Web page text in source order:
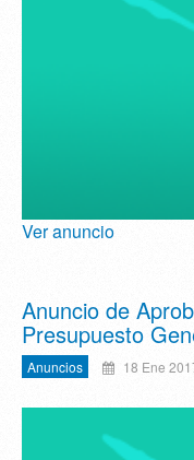
Ver anuncio
Anuncio de
Presupuesto
Anuncios 18 Ene